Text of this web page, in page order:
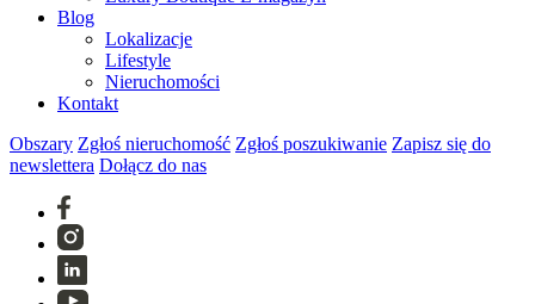
Blog
Lokalizacje
Lifestyle
Nieruchomości
Kontakt
Obszary Zgłoś nieruchomość Zgłoś poszukiwanie Zapisz się do
newslettera Dołącz do nas